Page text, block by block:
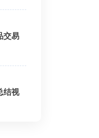
交易
结视